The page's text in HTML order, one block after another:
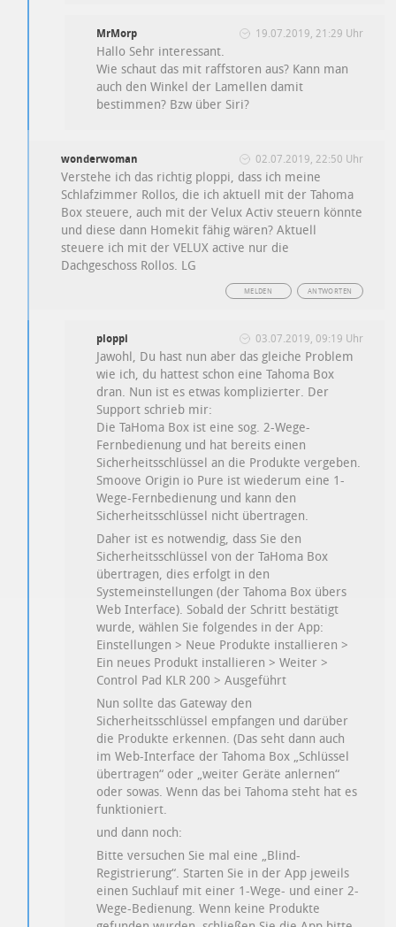
MrMorp 19.07.2019, 21:29 Uhr
Hallo Sehr interessant.
Wie schaut das mit raffstoren aus? Kann man
auch den Winkel der Lamellen damit
bestimmen? Bzw über Siri?
wonderwoman 02.07.2019, 22:50 Uhr
Verstehe ich das richtig ploppi, dass ich meine
Schlafzimmer Rollos, die ich aktuell mit der Tahoma
Box steuere, auch mit der Velux Activ steuern könnte
und diese dann Homekit fähig wären? Aktuell
steuere ich mit der VELUX active nur die
Dachgeschoss Rollos. LG
ANTWORTEN
MELDEN
ploppi 03.07.2019, 09:19 Uhr
Jawohl, Du hast nun aber das gleiche Problem
wie ich, du hattest schon eine Tahoma Box
dran. Nun ist es etwas komplizierter. Der
Support schrieb mir:
Die TaHoma Box ist eine sog. 2-Wege-
Fernbedienung und hat bereits einen
Sicherheitsschlüssel an die Produkte vergeben.
Smoove Origin io Pure ist wiederum eine 1-
Wege-Fernbedienung und kann den
Sicherheitsschlüssel nicht übertragen.
Daher ist es notwendig, dass Sie den
Sicherheitsschlüssel von der TaHoma Box
übertragen, dies erfolgt in den
Systemeinstellungen (der Tahoma Box übers
Web Interface). Sobald der Schritt bestätigt
wurde, wählen Sie folgendes in der App:
Einstellungen > Neue Produkte installieren >
Ein neues Produkt installieren > Weiter >
Control Pad KLR 200 > Ausgeführt
Nun sollte das Gateway den
Sicherheitsschlüssel empfangen und darüber
die Produkte erkennen. (Das seht dann auch
im Web-Interface der Tahoma Box „Schlüssel
übertragen“ oder „weiter Geräte anlernen“
oder sowas. Wenn das bei Tahoma steht hat es
funktioniert.
und dann noch:
Bitte versuchen Sie mal eine „Blind-
Registrierung“. Starten Sie in der App jeweils
einen Suchlauf mit einer 1-Wege- und einer 2-
Wege-Bedienung. Wenn keine Produkte